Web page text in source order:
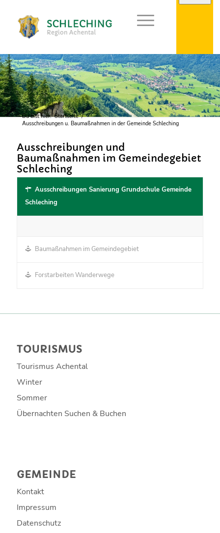
Du bist hier: Startseite /
Ausschreibungen u. Baumaßnahmen in der Gemeinde Schleching
Ausschreibungen und
Baumaßnahmen im Gemeindegebiet
Schleching
Ausschreibungen Sanierung Grundschule Gemeinde
Schleching
Baumaßnahmen im Gemeindegebiet
Forstarbeiten Wanderwege
TOURISMUS
Tourismus Achental
Winter
Sommer
Übernachten Suchen & Buchen
GEMEINDE
Kontakt
Impressum
Datenschutz